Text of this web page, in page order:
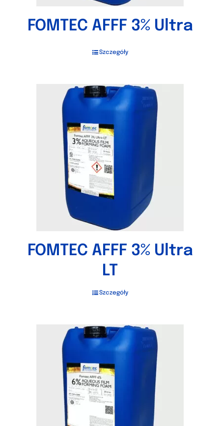
FOMTEC AFFF 3% Ultra
Szczegóły
FOMTEC AFFF 3% Ultra
LT
Szczegóły